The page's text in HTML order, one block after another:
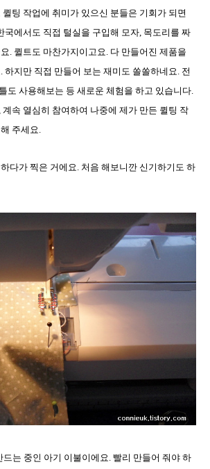
팅 작업에 취미가 있으신 분들은 기회가 되면
국에서도 직접 털실을 구입해 모자 목도리를 짜
퀼트도 마찬가지이고요 다 만들어진 제품을
하지만 직접 만들어 보는 재미도 쏠쏠하네요 전
도 사용해보는 등 새로운 체험을 하고 있습니다
계속 열심히 참여하여 나중에 제가 만든 퀼팅 작
주세요
다가 찍은 거에요 처음 해보니깐 신기하기도 하
중인 아기 이불이에요. 빨리 만들어 줘야 하